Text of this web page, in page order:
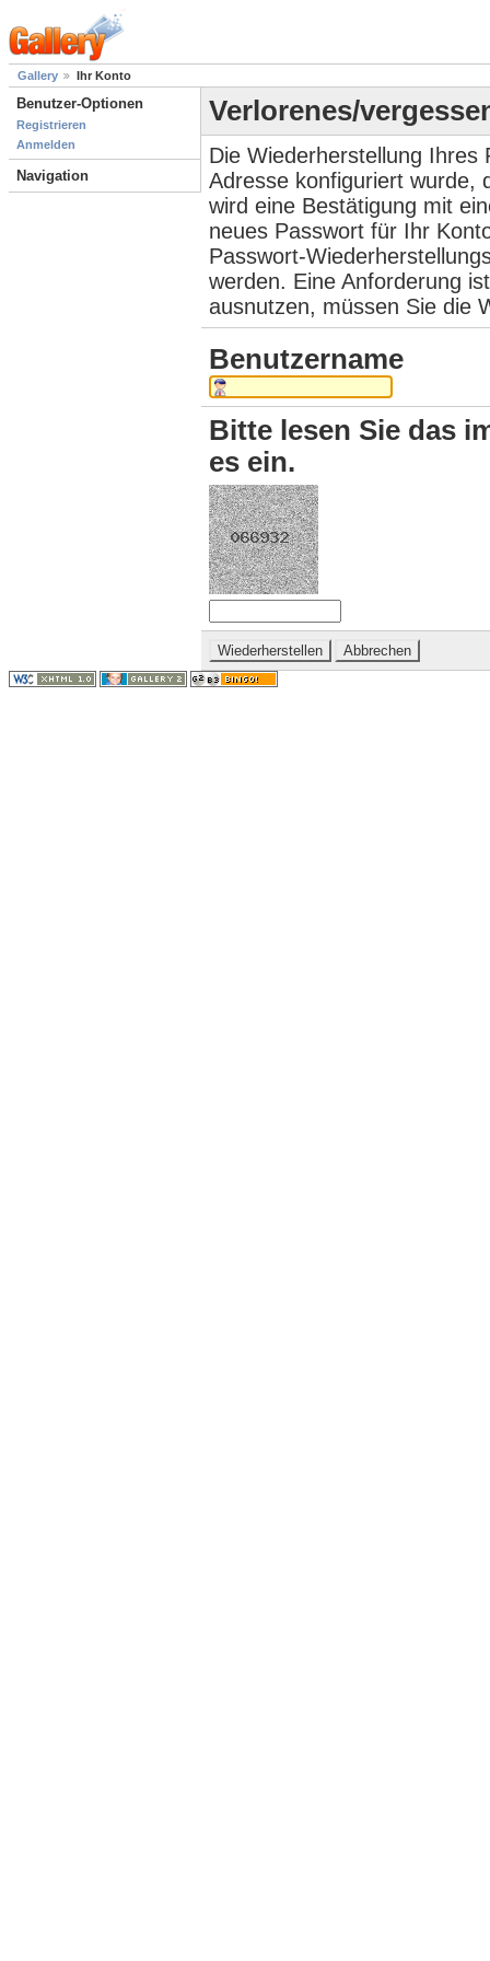
Gallery Ihr Konto
Benutzer-Optionen
Registrieren
Anmelden
Navigation
Verlorenes/
Die Wiederherstellung
Adresse konfiguriert wurde,
wird eine Bestätigung mit
neues Passwort für Ihr
Passwort-
werden. Eine Anforderung
ausnutzen, müssen Sie die
Benutzername
Bitte lesen Sie das
es ein.